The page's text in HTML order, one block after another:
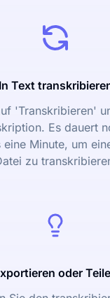
In Text
'Transkribieren'
Es dauert
Minute, um
zu
oder